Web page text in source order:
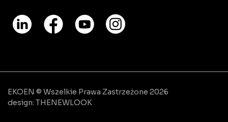
EKOEN © Wszelkie Prawa Zastrzeżone 2026
design: THENEWLOOK